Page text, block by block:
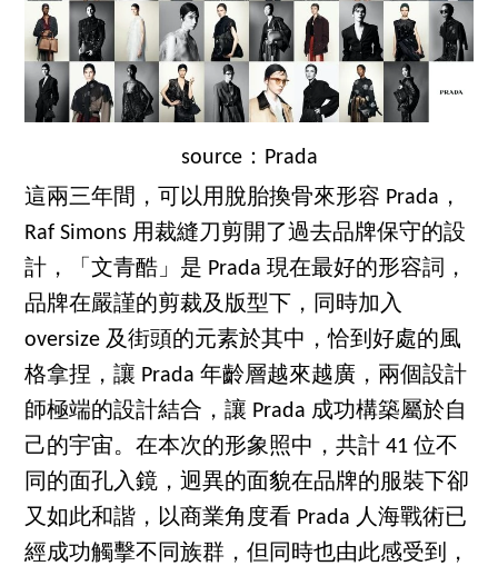
source：Prada
這兩三年間，可以用脫胎換骨來形容 Prada，
Raf Simons 用裁縫刀剪開了過去品牌保守的設
計，「文青酷」是 Prada 現在最好的形容詞，
品牌在嚴謹的剪裁及版型下，同時加入
oversize 及街頭的元素於其中，恰到好處的風
格拿捏，讓 Prada 年齡層越來越廣，兩個設計
師極端的設計結合，讓 Prada 成功構築屬於自
己的宇宙。在本次的形象照中，共計 41 位不
同的面孔入鏡，迥異的面貌在品牌的服裝下卻
又如此和諧，以商業角度看 Prada 人海戰術已
經成功觸擊不同族群，但同時也由此感受到，